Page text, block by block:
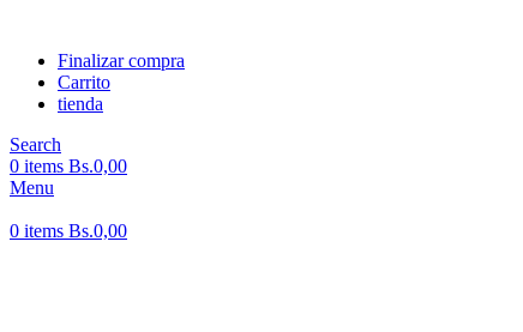
Finalizar compra
Carrito
tienda
Search
0 items Bs.0,00
Menu
0 items Bs.0,00